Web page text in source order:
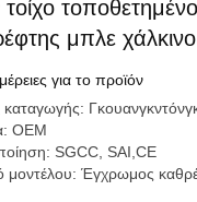
τοίχο
μπλε
για το προϊόν
OEM
SGCC, SAI,CE
μοντέλου: Έγχρωμος